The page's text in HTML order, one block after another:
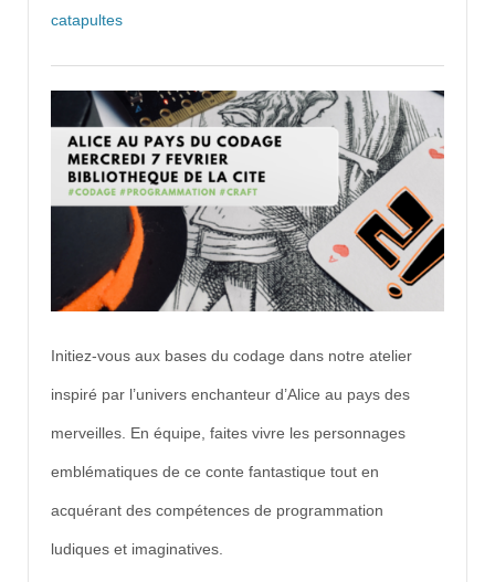
catapultes
Initiez-vous aux bases du codage dans notre atelier
inspiré par l’univers enchanteur d’Alice au pays des
merveilles. En équipe, faites vivre les personnages
emblématiques de ce conte fantastique tout en
acquérant des compétences de programmation
ludiques et imaginatives.